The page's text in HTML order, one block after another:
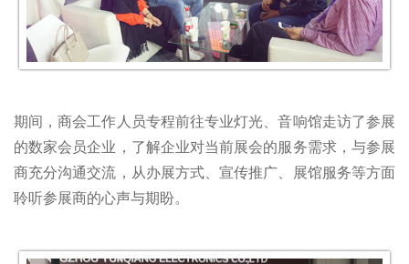
期间，商会工作人员专程前往专业灯光、音响馆走访了参展
的数家会员企业，了解企业对当前展会的服务需求，与参展
商充分沟通交流，从办展方式、宣传推广、展馆服务等方面
聆听参展商的心声与期盼。